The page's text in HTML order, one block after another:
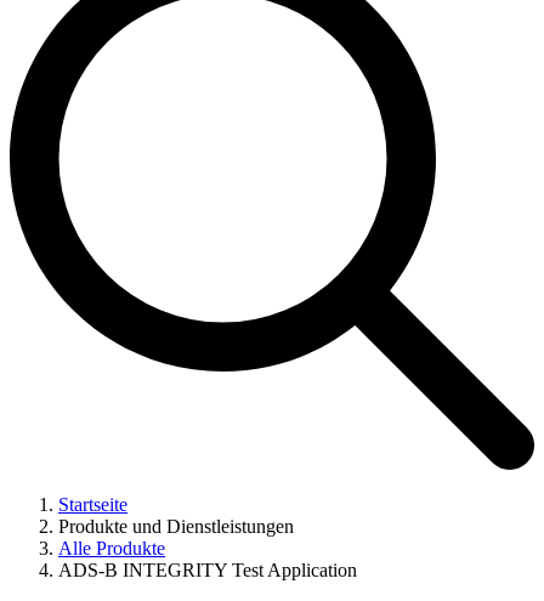
Startseite
Produkte und Dienstleistungen
Alle Produkte
ADS-B INTEGRITY Test Application